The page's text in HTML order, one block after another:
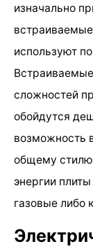
изначально
используют
сложностей
обойдутся
возможность
общему стилю
энергии
газовые либо